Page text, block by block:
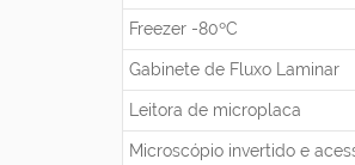
Freezer -80ºC
Gabinete de Fluxo Laminar
Leitora de microplaca
Microscópio invertido e